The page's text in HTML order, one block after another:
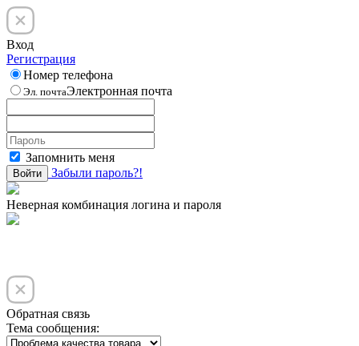
Вход
Регистрация
Номер телефона
Эл. почтаЭлектронная почта
Запомнить меня
Войти Забыли пароль?!
Неверная комбинация логина и пароля
Обратная связь
Тема сообщения: